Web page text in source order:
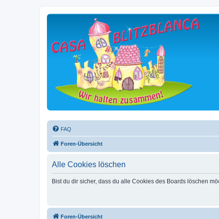
FAQ
Foren-Übersicht
Alle Cookies löschen
Bist du dir sicher, dass du alle Cookies des Boards löschen
Foren-Übersicht